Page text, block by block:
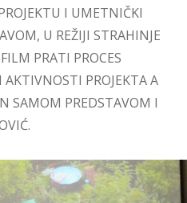
I UMETNIČKI
U REŽIJI STRAHINJE
PRATI PROCES
AKTIVNOSTI PROJEKTA A
SAMOM PREDSTAVOM I